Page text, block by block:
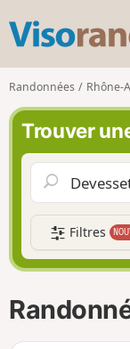
Randonnées Rhône-
Trouver
Filtres